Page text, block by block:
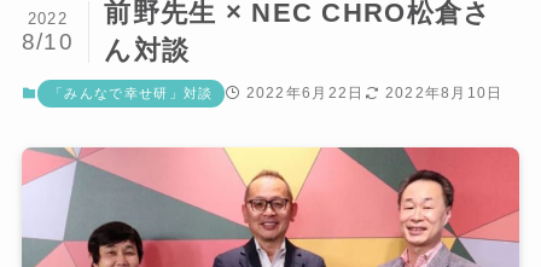
前野先生 × NEC CHRO松倉さ
ん対談
2022
8/10
「みんなで幸せ研」対談 2022年6月22日 2022年8月10日